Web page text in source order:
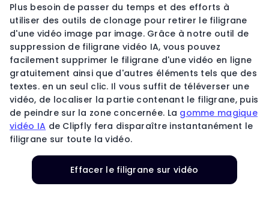
Plus besoin de passer du temps et des efforts à
utiliser des outils de clonage pour retirer le filigrane
d'une vidéo image par image. Grâce à notre outil de
suppression de filigrane vidéo IA, vous pouvez
facilement supprimer le filigrane d'une vidéo en ligne
gratuitement ainsi que d'autres éléments tels que des
textes. en un seul clic. Il vous suffit de téléverser une
vidéo, de localiser la partie contenant le filigrane, puis
de peindre sur la zone concernée. La gomme magique
vidéo IA de Clipfly fera disparaître instantanément le
filigrane sur toute la vidéo.
Effacer le filigrane sur vidéo